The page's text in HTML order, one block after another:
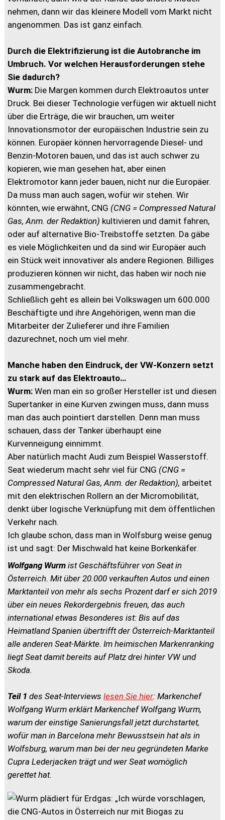
nehmen, dann wir das kleinere Modell vom Markt nicht
angenommen. Das ist ganz einfach.
Durch die Elektrifizierung ist die Autobranche im
Umbruch. Vor welchen Herausforderungen stehe
Sie dadurch?
Wurm: Die Margen kommen durch Elektroautos unter
Druck. Bei dieser Technologie verfügen wir aktuell nicht
über die Erträge, die wir brauchen, um weiter
Innovationsmotor der europäischen Industrie sein zu
können. Europäer können hervorragende Diesel- und
Benzin-Motoren bauen, und das ist auch schwer zu
kopieren, wie man gesehen hat, aber einen
Elektromotor kann jeder bauen, nicht nur die Europäer.
Da muss man auch sagen, wofür wir stehen. Wir
könnten, wie erwähnt, CNG (CNG = Compressed Natural
Gas, Anm. der Redaktion) kultivieren und damit fahren,
oder auf alternative Bio-Treibstoffe setzten. Da gäbe
es viele Möglichkeiten und da sind wir Europäer auch
ein Stück weit innovativer als andere Regionen. Billiges
produzieren können wir nicht, das haben wir noch nie
zusammengebracht.
Schließlich geht es allein bei Volkswagen um 600.000
Beschäftigte und ihre Angehörigen, wenn man die
Mitarbeiter der Zulieferer und ihre Familien
dazurechnet, noch um viel mehr.
Manche haben den Eindruck, der VW-Konzern setzt
zu stark auf das Elektroauto…
Wurm: Wen man ein so großer Hersteller ist und diesen
Supertanker in eine Kurven zwingen muss, dann muss
man das auch pointiert darstellen. Denn man muss
schauen, dass der Tanker überhaupt eine
Kurvenneigung einnimmt.
Aber natürlich macht Audi zum Beispiel Wasserstoff.
Seat wiederum macht sehr viel für CNG (CNG =
Compressed Natural Gas, Anm. der Redaktion), arbeitet
mit den elektrischen Rollern an der Micromobilität,
denkt über logische Verknüpfung mit dem öffentlichen
Verkehr nach.
Ich glaube schon, dass man in Wolfsburg weise genug
ist und sagt: Der Mischwald hat keine Borkenkäfer.
Wolfgang Wurm ist Geschäftsführer von Seat in
Österreich. Mit über 20.000 verkauften Autos und einen
Marktanteil von mehr als sechs Prozent darf er sich 2019
über ein neues Rekordergebnis freuen, das auch
international etwas Besonderes ist: Bis auf das
Heimatland Spanien übertrifft der Österreich-Marktanteil
alle anderen Seat-Märkte. Im heimischen Markenranking
liegt Seat damit bereits auf Platz drei hinter VW und
Skoda.
Teil 1 des Seat-Interviewslesen Sie hier: Markenchef
Wolfgang Wurm erklärt Markenchef Wolfgang Wurm,
warum der einstige Sanierungsfall jetzt durchstartet,
wofür man in Barcelona mehr Bewusstsein hat als in
Wolfsburg, warum man bei der neu gegründeten Marke
Cupra Lederjacken trägt und wer Seat womöglich
gerettet hat.